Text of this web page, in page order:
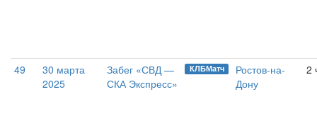
49
30 марта
2025
КЛБМатч
Забег «СВД —
СКА Экспресс»
Ростов-на-
Дону
2